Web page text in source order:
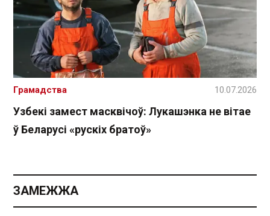
Узбекі замест масквічоў: Лукашэнка не вітае
ў Беларусі «рускіх братоў»
Грамадства 10.07.2026
ЗАМЕЖЖА